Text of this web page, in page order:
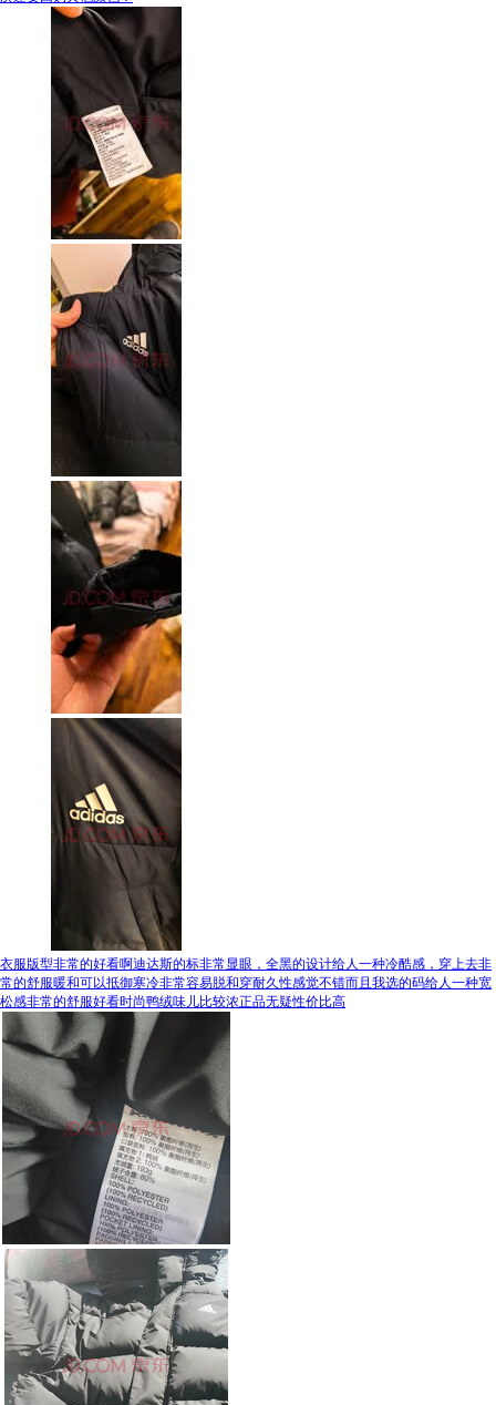
衣服版型非常的好看啊迪达斯的标非常显眼，全黑的设计给人一种冷酷感，穿上去非
常的舒服暖和可以抵御寒冷非常容易脱和穿耐久性感觉不错而且我选的码给人一种宽
松感非常的舒服好看时尚鸭绒味儿比较浓正品无疑性价比高